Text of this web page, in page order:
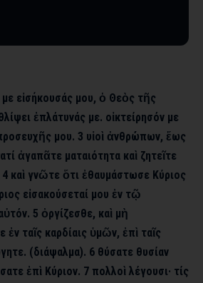
με εἰσήκουσάς μου, ὁ Θεὸς τῆς
ἐπλάτυνάς με. οἰκτείρησόν με
μου. 3 υἱοὶ ἀνθρώπων, ἕως
ἀγαπᾶτε ματαιότητα καὶ ζητεῖτε
καὶ γνῶτε ὅτι ἐθαυμάστωσε Κύριος
εἰσακούσεταί μου ἐν τῷ
5 ὀργίζεσθε, καὶ μὴ
ἐν ταῖς καρδίαις ὑμῶν, ἐπὶ ταῖς
(διάψαλμα). 6 θύσατε θυσίαν
ἐπὶ Κύριον. 7 πολλοὶ λέγουσι· τίς